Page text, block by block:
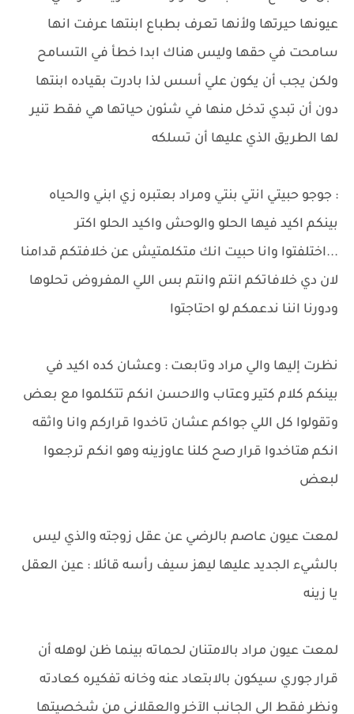
عيونها حيرتها ولأنها تعرف بطباع ابنتها عرفت انها
سامحت في حقها وليس هناك ابدا خطأ في التسامح
ولكن يجب أن يكون علي أسس لذا بادرت بقياده ابنتها
دون أن تبدي تدخل منها في شئون حياتها هي فقط تنير
لها الطريق الذي عليها أن تسلكه
: جوجو حبيتي انتي بنتي ومراد بعتبره زي ابني والحياه
بينكم اكيد فيها الحلو والوحش واكيد الحلو اكتر
...اختلفتوا وانا حبيت انك متكلمتيش عن خلافتكم قدامنا
لان دي خلافاتكم انتم وانتم بس اللي المفروض تحلوها
ودورنا اننا ندعمكم لو احتاجتوا
نظرت إليها والي مراد وتابعت : وعشان كده اكيد في
بينكم كلام كتير وعتاب والاحسن انكم تتكلموا مع بعض
وتقولوا كل اللي جواكم عشان تاخدوا قراركم وانا واثقه
انكم هتاخدوا قرار صح كلنا عاوزينه وهو انكم ترجعوا
لبعض
لمعت عيون عاصم بالرضي عن عقل زوجته والذي ليس
بالشيء الجديد عليها ليهز سيف رأسه قائلا : عين العقل
يا زينه
لمعت عيون مراد بالامتنان لحماته بينما ظن لوهله أن
قرار جوري سيكون بالابتعاد عنه وخانه تفكيره كعادته
ونظر فقط الي الجانب الآخر والعقلاني من شخصيتها